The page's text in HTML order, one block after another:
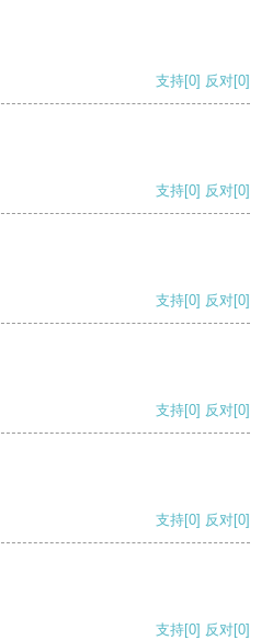
支持[0] 反对[0]
支持[0] 反对[0]
支持[0] 反对[0]
支持[0] 反对[0]
支持[0] 反对[0]
支持[0] 反对[0]